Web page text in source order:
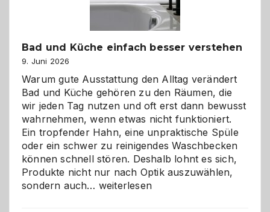
Bad und Küche einfach besser verstehen
9. Juni 2026
Warum gute Ausstattung den Alltag verändert
Bad und Küche gehören zu den Räumen, die
wir jeden Tag nutzen und oft erst dann bewusst
wahrnehmen, wenn etwas nicht funktioniert.
Ein tropfender Hahn, eine unpraktische Spüle
oder ein schwer zu reinigendes Waschbecken
können schnell stören. Deshalb lohnt es sich,
Produkte nicht nur nach Optik auszuwählen,
sondern auch… Bad
weiterlesen